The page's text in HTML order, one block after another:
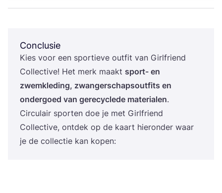
Conclusie
Kies voor een spor­tie­ve out­fit van Gir­lfriend
Col­lec­ti­ve! Het merk maakt sport- en
zwem­kle­ding, zwan­ger­schapsout­fits en
onder­goed van gere­cy­cle­de mate­ri­a­len.
Cir­cu­lair spor­ten doe je met Gir­lfriend
Col­lec­ti­ve, ont­dek op de kaart hier­on­der waar
je de col­lec­tie kan kopen: